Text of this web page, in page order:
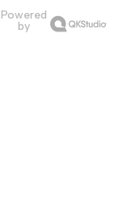
Powered
by